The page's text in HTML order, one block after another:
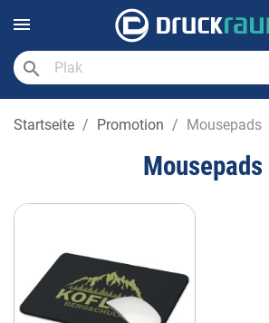
search
Startseite Promotion Mousepads
Mousepads